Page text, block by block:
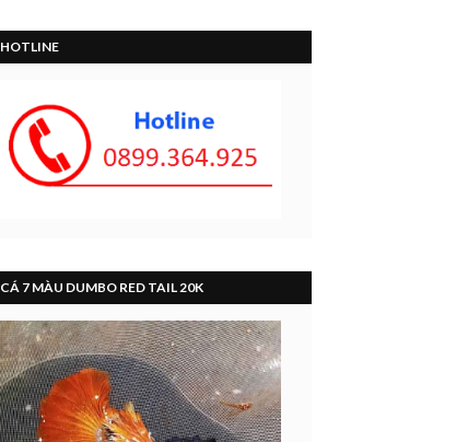
HOTLINE
CÁ 7 MÀU DUMBO RED TAIL 20K